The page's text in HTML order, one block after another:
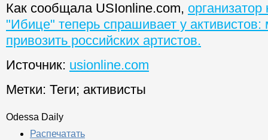
Как сообщала USIonline.com, о
"Ибице" теперь спрашивает у
привозить российских артистов.
Источник: usionline.com
Метки: Теги; активисты
Odessa Daily
Распечатать